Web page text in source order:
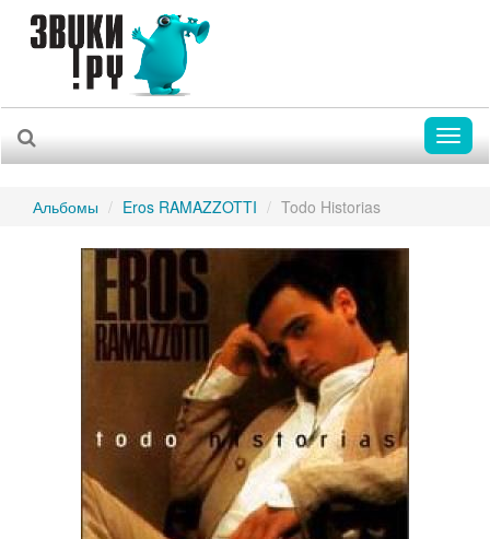
Альбомы Eros RAMAZZOTTI Todo Historias